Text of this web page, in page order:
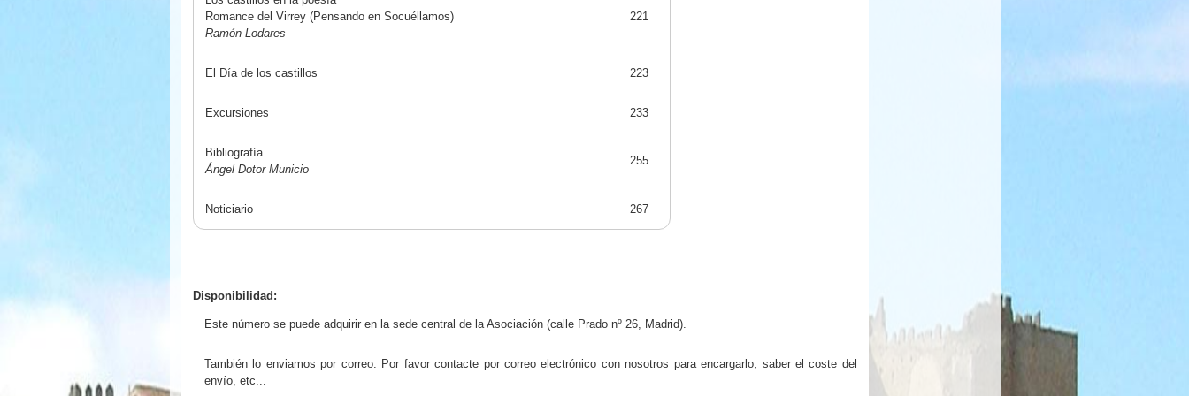
Romance del Virrey (Pensando en Socuéllamos)
Ramón Lodares
221
El Día de los castillos 223
Excursiones 233
Bibliografía
Ángel Dotor Municio
255
Noticiario 267
Disponibilidad:
Este número se puede adquirir en la sede central de la Asociación (calle Prado nº 26, Madrid).
También lo enviamos por correo. Por favor contacte por correo electrónico con nosotros para encargarlo, saber el coste del
envío, etc...